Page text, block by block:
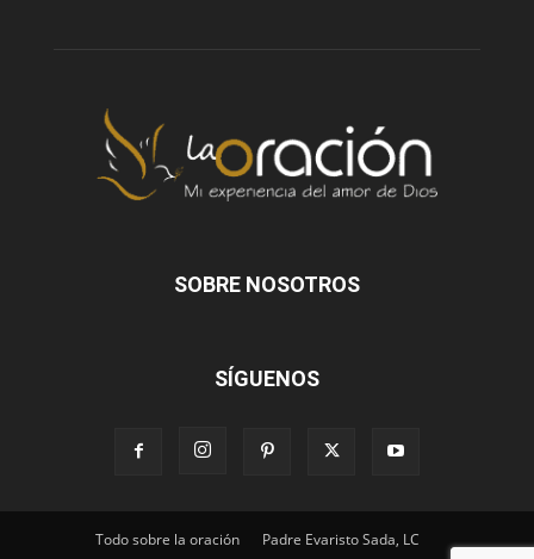
SOBRE NOSOTROS
SÍGUENOS
Todo sobre la oración
Padre Evaristo Sada, LC